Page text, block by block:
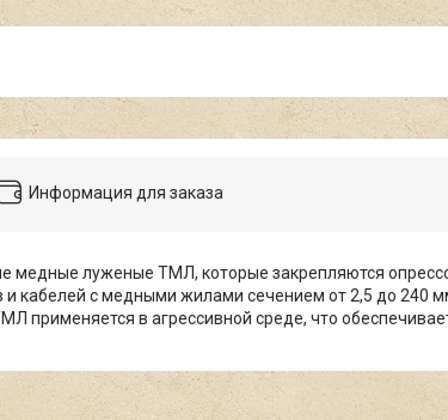
Информация для заказа
медные луженые ТМЛ, которые закрепляются
и кабелей с медными жилами сечением от 2,5 до 240
применяется в агрессивной среде, что